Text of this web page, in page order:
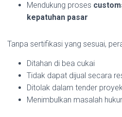
Mendukung proses
kepatuhan pasar
Tanpa sertifikasi yang sesuai,
Ditahan di bea cukai
Tidak dapat dijual secara
Ditolak dalam tender
Menimbulkan masalah